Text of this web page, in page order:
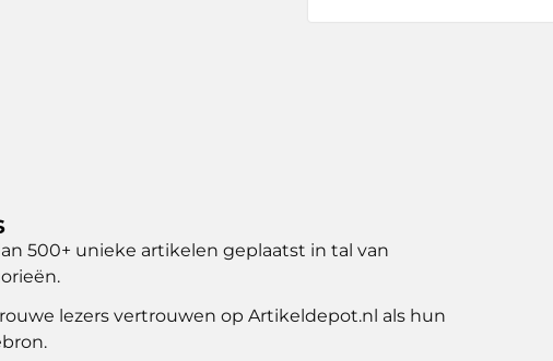
500+ unieke artikelen geplaatst in tal van
lezers vertrouwen op Artikeldepot.nl als hun